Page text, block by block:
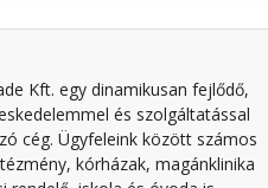
Kft. egy dinamikusan fejlődő,
és szolgáltatással
cég. Ügyfeleink között számos
kórházak, magánklinika